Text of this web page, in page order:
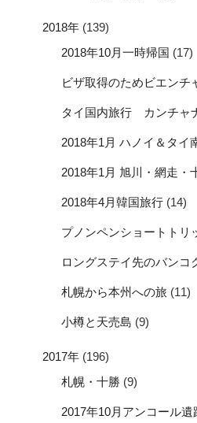
2018年 (139)
2018年10月一時帰国 (17)
ビザ取得のためビエンチ
タイ国内旅行 カンチャ
2018年1月 ハノイ＆タイ
2018年1月 旭川・網走・
2018年4月韓国旅行 (14)
プノンペンショートトリ
ロングステイ先のバンコ
札幌から本州への旅 (11)
小樽と天売島 (9)
2017年 (196)
札幌・十勝 (9)
2017年10月アンコール遺